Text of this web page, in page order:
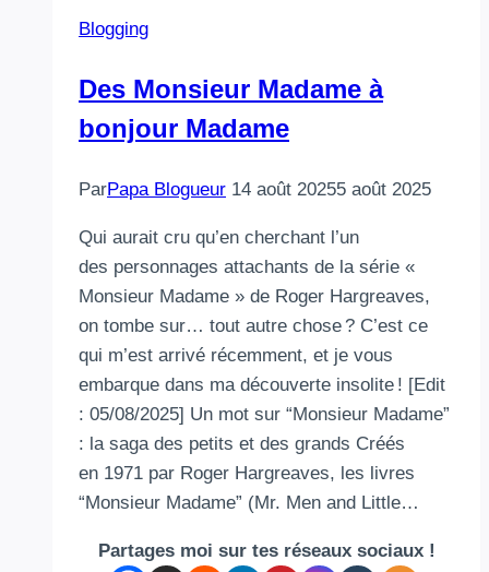
Blogging
Des Monsieur Madame à
bonjour Madame
ParPapa Blogueur 14 août 20255 août 2025
Qui aurait cru qu’en cherchant l’un
des personnages attachants de la série «
Monsieur Madame » de Roger Hargreaves,
on tombe sur… tout autre chose ? C’est ce
qui m’est arrivé récemment, et je vous
embarque dans ma découverte insolite ! [Edit
: 05/08/2025] Un mot sur “Monsieur Madame”
: la saga des petits et des grands Créés
en 1971 par Roger Hargreaves, les livres
“Monsieur Madame” (Mr. Men and Little…
Partages moi sur tes réseaux sociaux !